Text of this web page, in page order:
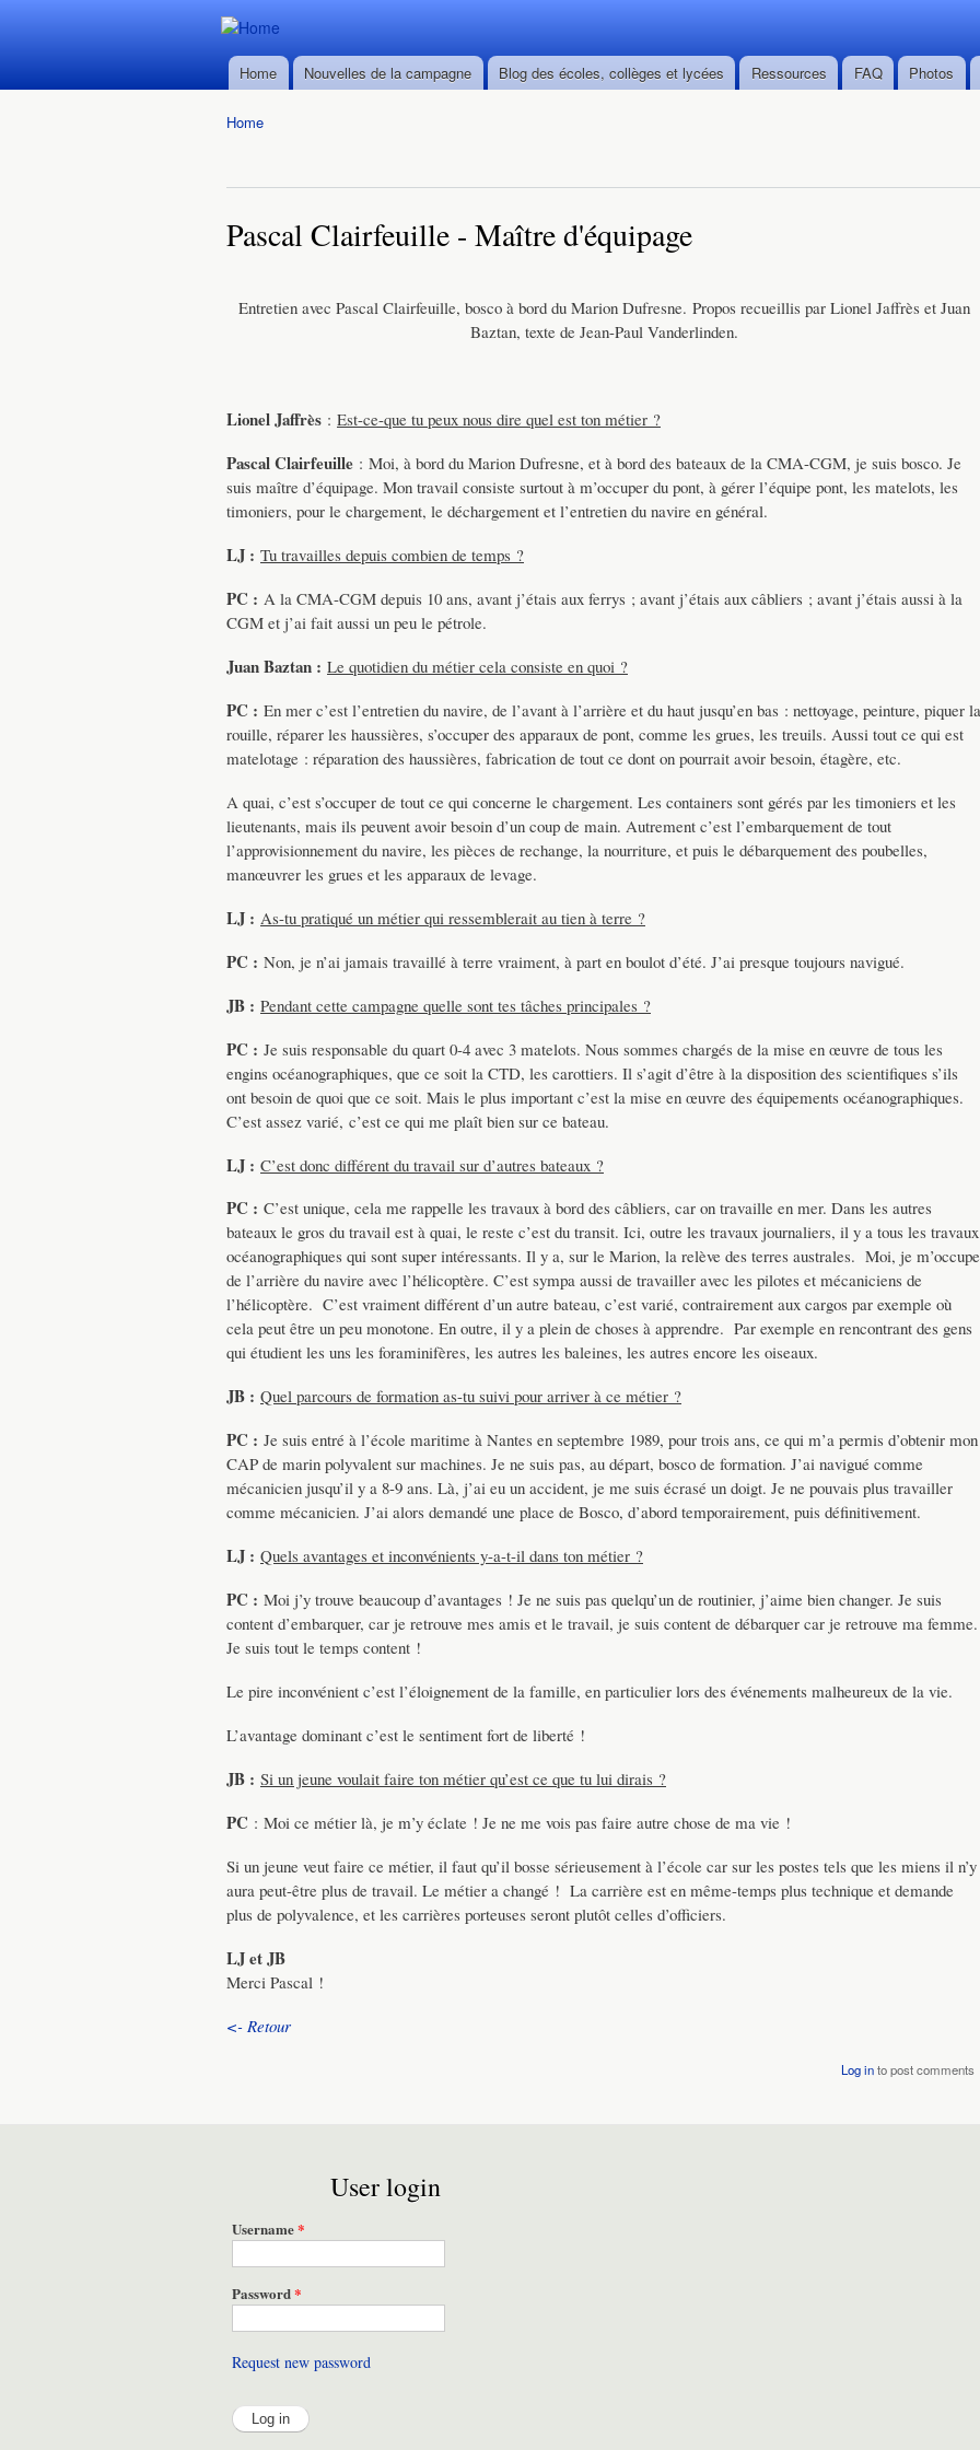
content
Durban ->
Walvis Bay
au
Durban ->
Walvis Bay
du 28/02
au
Main menu
Home Nouvelles de la campagne Blog des écoles, collèges et lycées Ressources FAQ Photos
Home
Pascal Clairfeuille - Maître d'équipage
Entretien avec Pascal Clairfeuille, bosco à bord du Marion Dufresne. Propos recueillis par Lionel Jaffrès et Juan
Baztan, texte de Jean-Paul Vanderlinden.
Lionel Jaffrès : Est-ce-que tu peux nous dire quel est ton métier ?
Pascal Clairfeuille : Moi, à bord du Marion Dufresne, et à bord des bateaux de la CMA-CGM, je suis bosco. Je
suis maître d’équipage. Mon travail consiste surtout à m’occuper du pont, à gérer l’équipe pont, les matelots, les
timoniers, pour le chargement, le déchargement et l’entretien du navire en général.
LJ : Tu travailles depuis combien de temps ?
PC : A la CMA-CGM depuis 10 ans, avant j’étais aux ferrys ; avant j’étais aux câbliers ; avant j’étais aussi à la
CGM et j’ai fait aussi un peu le pétrole.
Juan Baztan : Le quotidien du métier cela consiste en quoi ?
PC : En mer c’est l’entretien du navire, de l’avant à l’arrière et du haut jusqu’en bas : nettoyage, peinture, piquer la
rouille, réparer les haussières, s’occuper des apparaux de pont, comme les grues, les treuils. Aussi tout ce qui est
matelotage : réparation des haussières, fabrication de tout ce dont on pourrait avoir besoin, étagère, etc.
A quai, c’est s’occuper de tout ce qui concerne le chargement. Les containers sont gérés par les timoniers et les
lieutenants, mais ils peuvent avoir besoin d’un coup de main. Autrement c’est l’embarquement de tout
l’approvisionnement du navire, les pièces de rechange, la nourriture, et puis le débarquement des poubelles,
manœuvrer les grues et les apparaux de levage.
LJ : As-tu pratiqué un métier qui ressemblerait au tien à terre ?
PC : Non, je n’ai jamais travaillé à terre vraiment, à part en boulot d’été. J’ai presque toujours navigué.
JB : Pendant cette campagne quelle sont tes tâches principales ?
PC : Je suis responsable du quart 0-4 avec 3 matelots. Nous sommes chargés de la mise en œuvre de tous les
engins océanographiques, que ce soit la CTD, les carottiers. Il s’agit d’être à la disposition des scientifiques s’ils
ont besoin de quoi que ce soit. Mais le plus important c’est la mise en œuvre des équipements océanographiques.
C’est assez varié, c’est ce qui me plaît bien sur ce bateau.
LJ : C’est donc différent du travail sur d’autres bateaux ?
PC : C’est unique, cela me rappelle les travaux à bord des câbliers, car on travaille en mer. Dans les autres
bateaux le gros du travail est à quai, le reste c’est du transit. Ici, outre les travaux journaliers, il y a tous les travaux
océanographiques qui sont super intéressants. Il y a, sur le Marion, la relève des terres australes. Moi, je m’occupe
de l’arrière du navire avec l’hélicoptère. C’est sympa aussi de travailler avec les pilotes et mécaniciens de
l’hélicoptère. C’est vraiment différent d’un autre bateau, c’est varié, contrairement aux cargos par exemple où
cela peut être un peu monotone. En outre, il y a plein de choses à apprendre. Par exemple en rencontrant des gens
qui étudient les uns les foraminifères, les autres les baleines, les autres encore les oiseaux.
JB : Quel parcours de formation as-tu suivi pour arriver à ce métier ?
PC : Je suis entré à l’école maritime à Nantes en septembre 1989, pour trois ans, ce qui m’a permis d’obtenir mon
CAP de marin polyvalent sur machines. Je ne suis pas, au départ, bosco de formation. J’ai navigué comme
mécanicien jusqu’il y a 8-9 ans. Là, j’ai eu un accident, je me suis écrasé un doigt. Je ne pouvais plus travailler
comme mécanicien. J’ai alors demandé une place de Bosco, d’abord temporairement, puis définitivement.
LJ : Quels avantages et inconvénients y-a-t-il dans ton métier ?
PC : Moi j’y trouve beaucoup d’avantages ! Je ne suis pas quelqu’un de routinier, j’aime bien changer. Je suis
content d’embarquer, car je retrouve mes amis et le travail, je suis content de débarquer car je retrouve ma femme.
Je suis tout le temps content !
Le pire inconvénient c’est l’éloignement de la famille, en particulier lors des événements malheureux de la vie.
L’avantage dominant c’est le sentiment fort de liberté !
JB : Si un jeune voulait faire ton métier qu’est ce que tu lui dirais ?
PC : Moi ce métier là, je m’y éclate ! Je ne me vois pas faire autre chose de ma vie !
Si un jeune veut faire ce métier, il faut qu’il bosse sérieusement à l’école car sur les postes tels que les miens il n’y
aura peut-être plus de travail. Le métier a changé ! La carrière est en même-temps plus technique et demande
plus de polyvalence, et les carrières porteuses seront plutôt celles d’officiers.
LJ et JB
Merci Pascal !
<- Retour
Log into post comments
User login
Username*
Password*
Request new password